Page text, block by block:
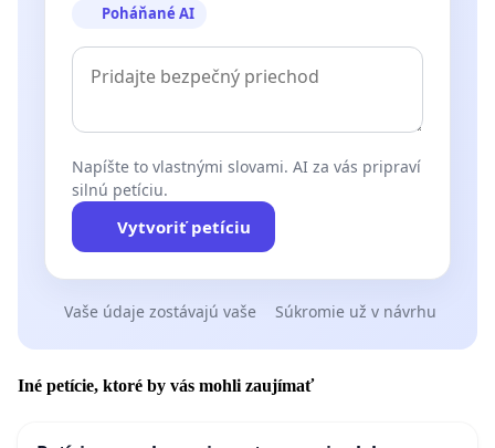
Poháňané AI
Napíšte to vlastnými slovami. AI za vás pripraví
silnú petíciu.
Vytvoriť petíciu
Vaše údaje zostávajú vaše Súkromie už v návrhu
Iné petície, ktoré by vás mohli zaujímať